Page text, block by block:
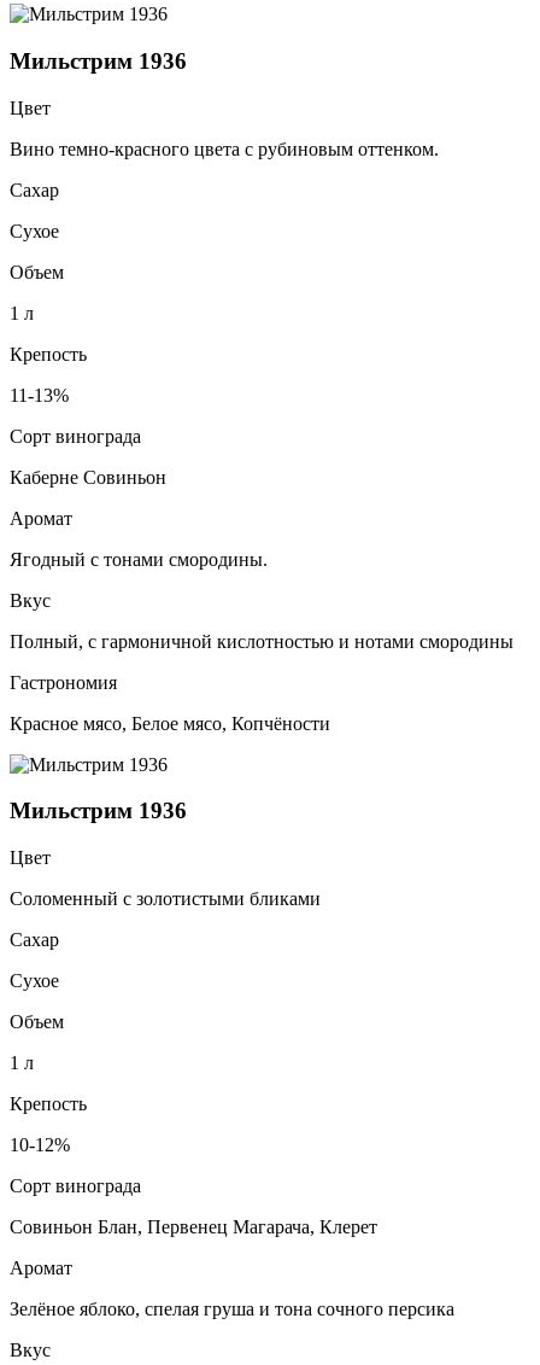
Мильстрим 1936
Цвет
Вино темно-красного цвета с рубиновым оттенком.
Сахар
Сухое
Объем
1 л
Крепость
11-13%
Сорт винограда
Каберне Совиньон
Аромат
Ягодный с тонами смородины.
Вкус
Полный, с гармоничной кислотностью и нотами смородины
Гастрономия
Красное мясо, Белое мясо, Копчёности
Мильстрим 1936
Цвет
Соломенный с золотистыми бликами
Сахар
Сухое
Объем
1 л
Крепость
10-12%
Сорт винограда
Совиньон Блан, Первенец Магарача, Клерет
Аромат
Зелёное яблоко, спелая груша и тона сочного персика
Вкус